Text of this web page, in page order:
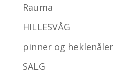
Rauma
HILLESVÅG
pinner og heklenåler
SALG